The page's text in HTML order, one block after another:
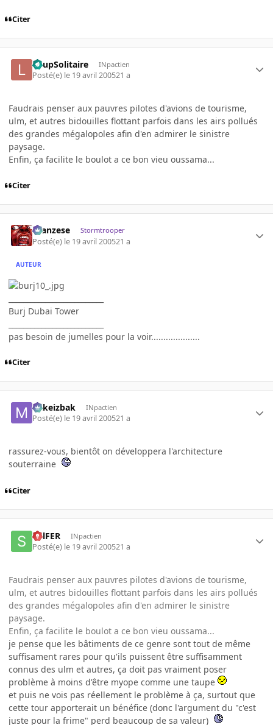
Citer
LoupSolitaire INpactien
Posté(e) le 19 avril 200521 a
Faudrais penser aux pauvres pilotes d'avions de tourisme,
ulm, et autres bidouilles flottant parfois dans les airs pollués
des grandes mégalopoles afin d'en admirer le sinistre
paysage.
Enfin, ça facilite le boulot a ce bon vieu oussama...
Citer
ilcanzese Stormtrooper
Posté(e) le 19 avril 200521 a
AUTEUR
Burj Dubai Tower
pas besoin de jumelles pour la voir....................
Citer
Mikeizbak INpactien
Posté(e) le 19 avril 200521 a
rassurez-vous, bientôt on développera l'architecture
souterraine
Citer
SulFER INpactien
Posté(e) le 19 avril 200521 a
Faudrais penser aux pauvres pilotes d'avions de tourisme,
ulm, et autres bidouilles flottant parfois dans les airs pollués
des grandes mégalopoles afin d'en admirer le sinistre
paysage.
Enfin, ça facilite le boulot a ce bon vieu oussama...
je pense que les bâtiments de ce genre sont tout de même
suffisament rares pour qu'ils puissent être suffisamment
connus des ulm et autres, ça doit pas vraiment poser
problème à moins d'être myope comme une taupe
et puis ne vois pas réellement le problème à ça, surtout que
cette tour apporterait un bénéfice (donc l'argument du "c'est
juste pour la frime" perd beaucoup de sa valeur)